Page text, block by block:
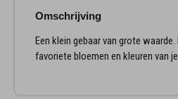
Omschrijving
Een klein gebaar van grote
favoriete bloemen en kleuren van je